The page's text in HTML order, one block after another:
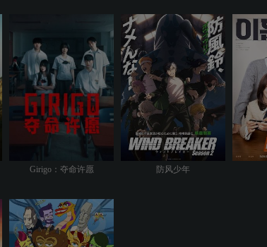
Girigo：夺命许愿 防风少年